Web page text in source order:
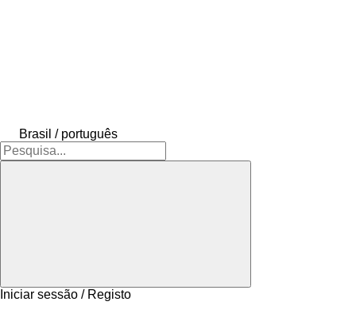
Brasil / português
Iniciar sessão / Registo